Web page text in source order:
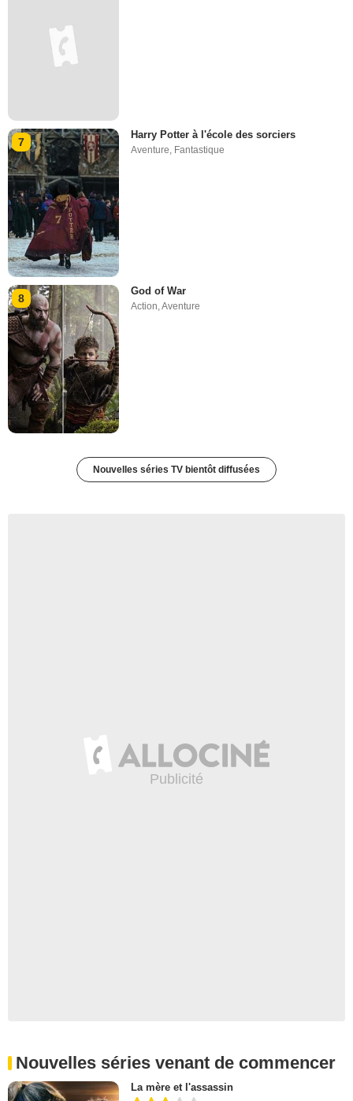
7
Harry Potter à l'école des sorciers
Aventure Fantastique
8
God of War
Action,Aventure
Nouvelles séries TV bientôt diffusées
Nouvelles séries venant de commencer
La mère et l'assassin